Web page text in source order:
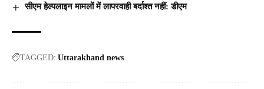
सीएम हेल्पलाइन मामलों में लापरवाही बर्दाश्त नहीं: डीएम
TAGGED: Uttarakhand news